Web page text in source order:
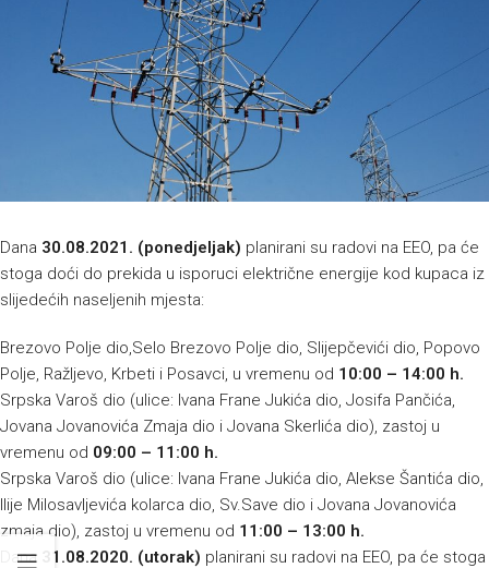
Dana 30.08.2021. (ponedjeljak) planirani su radovi na EEO, pa će
stoga doći do prekida u isporuci električne energije kod kupaca iz
slijedećih naseljenih mjesta:
Brezovo Polje dio,Selo Brezovo Polje dio, Slijepčevići dio, Popovo
Polje, Ražljevo, Krbeti i Posavci, u vremenu od 10:00 – 14:00 h.
Srpska Varoš dio (ulice: Ivana Frane Jukića dio, Josifa Pančića,
Jovana Jovanovića Zmaja dio i Jovana Skerlića dio), zastoj u
vremenu od 09:00 – 11:00 h.
Srpska Varoš dio (ulice: Ivana Frane Jukića dio, Alekse Šantića dio,
Ilije Milosavljevića kolarca dio, Sv.Save dio i Jovana Jovanovića
zmaja dio), zastoj u vremenu od 11:00 – 13:00 h.
Dana
31.08.2020. (utorak) planirani su radovi na EEO, pa će stoga